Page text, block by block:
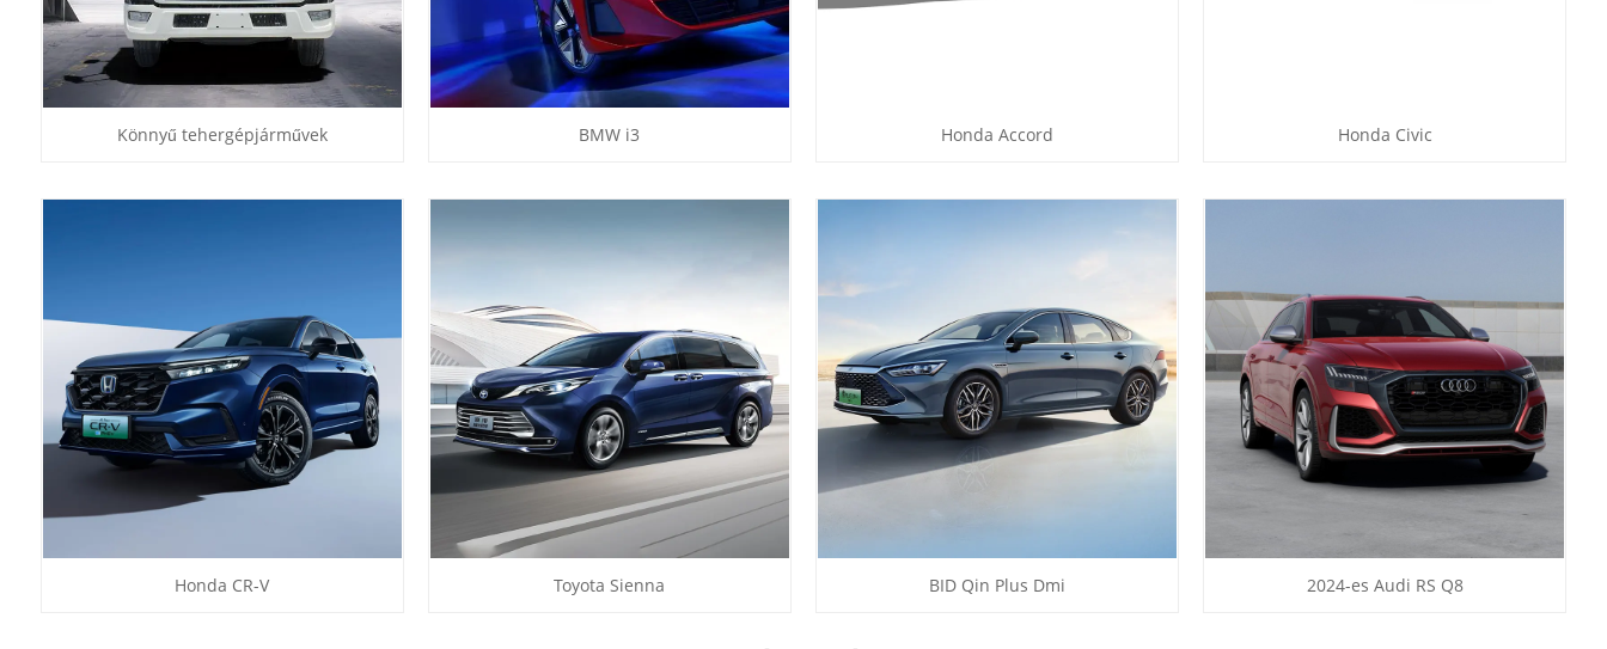
Könnyű tehergépjárművek BMW i3 Honda Accord Honda Civic
Honda CR-V Toyota Sienna BID Qin Plus Dmi 2024-es Audi RS Q8